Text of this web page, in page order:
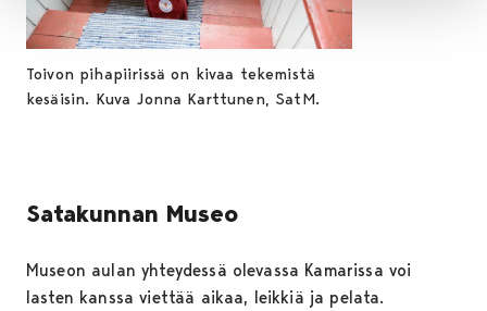
Toivon pihapiirissä on kivaa tekemistä
kesäisin. Kuva Jonna Karttunen, SatM.
Satakunnan Museo
Museon aulan yhteydessä olevassa Kamarissa voi
lasten kanssa viettää aikaa, leikkiä ja pelata.